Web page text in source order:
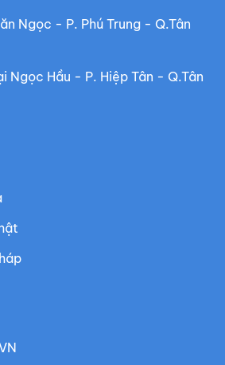
Ngọc - P. Phú Trung - Q.Tân
Ngọc Hầu - P. Hiệp Tân - Q.Tân